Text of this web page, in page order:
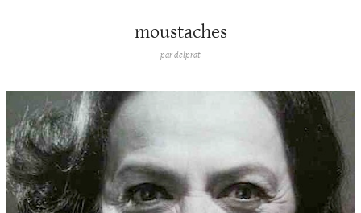
moustaches
pardelprat